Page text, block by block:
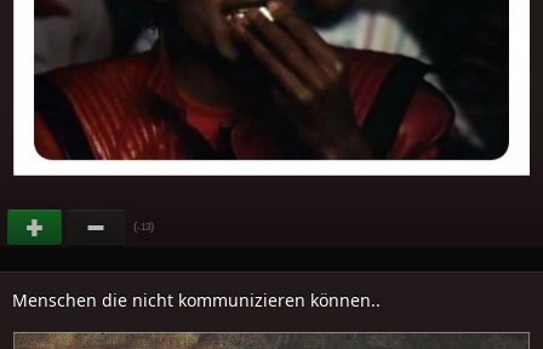
(-13)
Menschen die nicht kommunizieren können..